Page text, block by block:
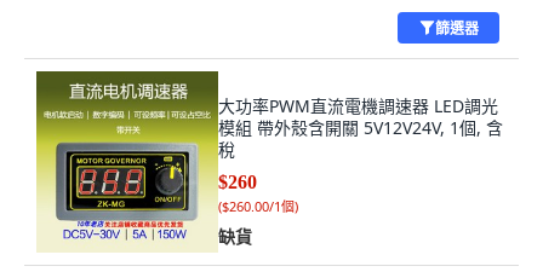
篩選器
大功率PWM直流電機調速器 LED調光
模組 帶外殼含開關 5V12V24V, 1個, 含
稅
$260
($260.00/1個)
缺貨